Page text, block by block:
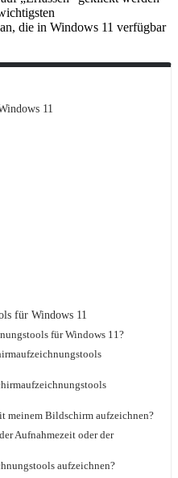
die in Windows 11 verfügbar
11
für Windows 11
für Windows 11?
meinem Bildschirm aufzeichnen?
Aufnahmezeit oder der
aufzeichnen?